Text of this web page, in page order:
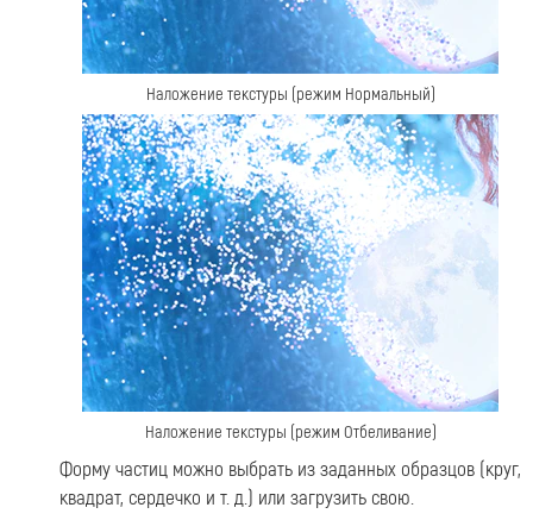
Наложение текстуры (режим Нормальный)
Наложение текстуры (режим Отбеливание)
Форму частиц можно выбрать из заданных образцов (круг,
квадрат, сердечко и т. д.) или загрузить свою.